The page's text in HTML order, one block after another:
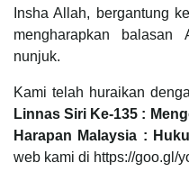
Insha Allah, bergantung
mengharapkan
nunjuk.
Kami telah huraikan
Linnas Siri Ke-135 :
Harapan Malaysia :
web kami di https://goo.gl/